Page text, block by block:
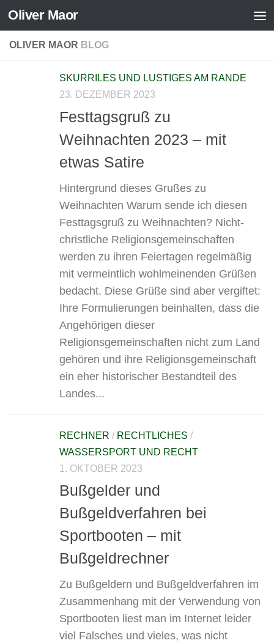
Zum Inhalt springen
Oliver Maor
OLIVER MAOR BLOG
SKURRILES UND LUSTIGES AM RANDE
23. DEZEMBER 2023
Festtagsgruß zu
Weihnachten 2023 – mit
etwas Satire
Hintergrund dieses Grußes zu
Weihnachten Warum sende ich diesen
Festtagsgruß zu Weihnachten? Nicht-
christliche Religionsgemeinschaften
werden zu ihren Feiertagen regelmäßig
mit vermeintlich wohlmeinenden Grüßen
bedacht. Diese Grüße sind aber vergiftet:
Ihre Formulierungen beinhalten, dass die
Angehörigen dieser
Religionsgemeinschaften nicht zum Land
gehören und ihre Religionsgemeinschaft
ein eher historischer Bestandteil des
Landes...
RECHNER / RECHTLICHES /
WASSERSPORT UND RECHT
1. OKTOBER 2023
Bußgelder und
Bußgeldverfahren bei
Sportbooten – mit
Bußgeldrechner
Zu Bußgeldern und Bußgeldverfahren im
Zusammenhang mit der Verwendung von
Sportbooten liest man im Internet leider
viel Falsches und vieles, was nicht